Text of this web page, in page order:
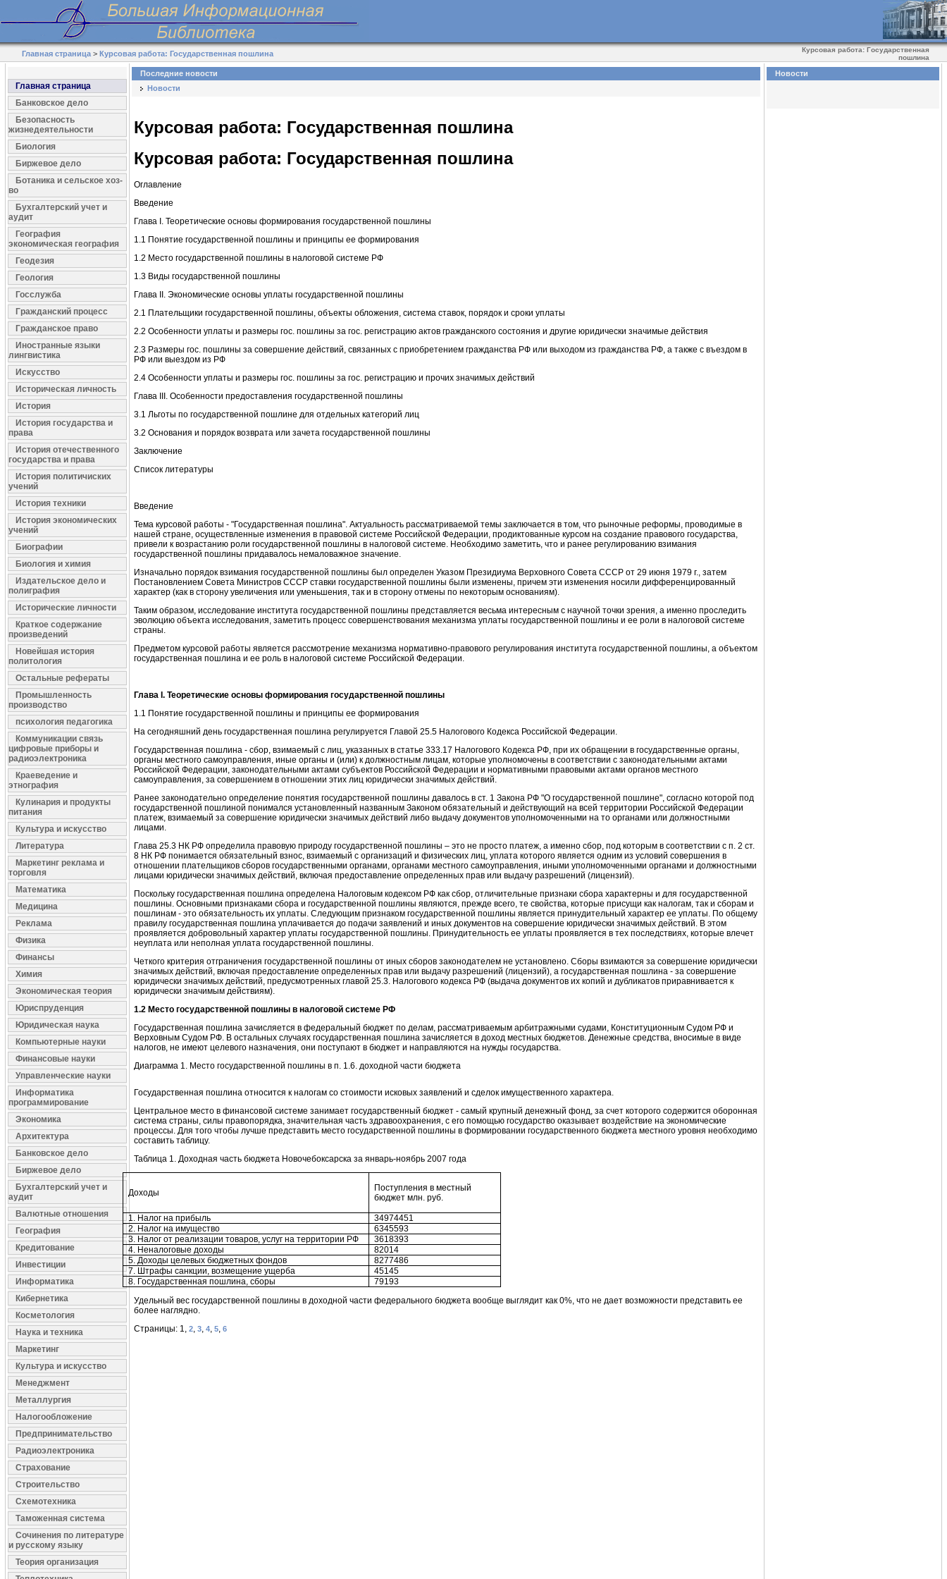
Главная страница >Курсовая работа: Государственная пошлина
Курсовая работа: Государственная
пошлина
Главная страница
Банковское дело
Безопасность
жизнедеятельности
Биология
Биржевое дело
Ботаника и сельское хоз-
во
Бухгалтерский учет и
аудит
География
экономическая география
Геодезия
Геология
Госслужба
Гражданский процесс
Гражданское право
Иностранные языки
лингвистика
Искусство
Историческая личность
История
История государства и
права
История отечественного
государства и права
История политичиских
учений
История техники
История экономических
учений
Биографии
Биология и химия
Издательское дело и
полиграфия
Исторические личности
Краткое содержание
произведений
Новейшая история
политология
Остальные рефераты
Промышленность
производство
психология педагогика
Коммуникации связь
цифровые приборы и
радиоэлектроника
Краеведение и
этнография
Кулинария и продукты
питания
Культура и искусство
Литература
Маркетинг реклама и
торговля
Математика
Медицина
Реклама
Физика
Финансы
Химия
Экономическая теория
Юриспруденция
Юридическая наука
Компьютерные науки
Финансовые науки
Управленческие науки
Информатика
программирование
Экономика
Архитектура
Банковское дело
Биржевое дело
Бухгалтерский учет и
аудит
Валютные отношения
География
Кредитование
Инвестиции
Информатика
Кибернетика
Косметология
Наука и техника
Маркетинг
Культура и искусство
Менеджмент
Металлургия
Налогообложение
Предпринимательство
Радиоэлектроника
Страхование
Строительство
Схемотехника
Таможенная система
Сочинения по литературе
и русскому языку
Теория организация
Последние новости
Новости
Курсовая работа: Государственная пошлина
Курсовая работа: Государственная пошлина
Оглавление
Введение
Глава I. Теоретические основы формирования государственной пошлины
1.1 Понятие государственной пошлины и принципы ее формирования
1.2 Место государственной пошлины в налоговой системе РФ
1.3 Виды государственной пошлины
Глава II. Экономические основы уплаты государственной пошлины
2.1 Плательщики государственной пошлины, объекты обложения, система ставок, порядок и сроки уплаты
2.2 Особенности уплаты и размеры гос. пошлины за гос. регистрацию актов гражданского состояния и другие юридически значимые действия
2.3 Размеры гос. пошлины за совершение действий, связанных с приобретением гражданства РФ или выходом из гражданства РФ, а также с въездом в
РФ или выездом из РФ
2.4 Особенности уплаты и размеры гос. пошлины за гос. регистрацию и прочих значимых действий
Глава III. Особенности предоставления государственной пошлины
3.1 Льготы по государственной пошлине для отдельных категорий лиц
3.2 Основания и порядок возврата или зачета государственной пошлины
Заключение
Список литературы
Введение
Тема курсовой работы - "Государственная пошлина". Актуальность рассматриваемой темы заключается в том, что рыночные реформы, проводимые в
нашей стране, осуществленные изменения в правовой системе Российской Федерации, продиктованные курсом на создание правового государства,
привели к возрастанию роли государственной пошлины в налоговой системе. Необходимо заметить, что и ранее регулированию взимания
государственной пошлины придавалось немаловажное значение.
Изначально порядок взимания государственной пошлины был определен Указом Президиума Верховного Совета СССР от 29 июня 1979 г., затем
Постановлением Совета Министров СССР ставки государственной пошлины были изменены, причем эти изменения носили дифференцированный
характер (как в сторону увеличения или уменьшения, так и в сторону отмены по некоторым основаниям).
Таким образом, исследование института государственной пошлины представляется весьма интересным с научной точки зрения, а именно проследить
эволюцию объекта исследования, заметить процесс совершенствования механизма уплаты государственной пошлины и ее роли в налоговой системе
страны.
Предметом курсовой работы является рассмотрение механизма нормативно-правового регулирования института государственной пошлины, а объектом
государственная пошлина и ее роль в налоговой системе Российской Федерации.
Глава I. Теоретические основы формирования государственной пошлины
1.1 Понятие государственной пошлины и принципы ее формирования
На сегодняшний день государственная пошлина регулируется Главой 25.5 Налогового Кодекса Российской Федерации.
Государственная пошлина - сбор, взимаемый с лиц, указанных в статье 333.17 Налогового Кодекса РФ, при их обращении в государственные органы,
органы местного самоуправления, иные органы и (или) к должностным лицам, которые уполномочены в соответствии с законодательными актами
Российской Федерации, законодательными актами субъектов Российской Федерации и нормативными правовыми актами органов местного
самоуправления, за совершением в отношении этих лиц юридически значимых действий.
Ранее законодательно определение понятия государственной пошлины давалось в ст. 1 Закона РФ "О государственной пошлине", согласно которой под
государственной пошлиной понимался установленный названным Законом обязательный и действующий на всей территории Российской Федерации
платеж, взимаемый за совершение юридически значимых действий либо выдачу документов уполномоченными на то органами или должностными
лицами.
Глава 25.3 НК РФ определила правовую природу государственной пошлины – это не просто платеж, а именно сбор, под которым в соответствии с п. 2 ст.
8 НК РФ понимается обязательный взнос, взимаемый с организаций и физических лиц, уплата которого является одним из условий совершения в
отношении плательщиков сборов государственными органами, органами местного самоуправления, иными уполномоченными органами и должностными
лицами юридически значимых действий, включая предоставление определенных прав или выдачу разрешений (лицензий).
Поскольку государственная пошлина определена Налоговым кодексом РФ как сбор, отличительные признаки сбора характерны и для государственной
пошлины. Основными признаками сбора и государственной пошлины являются, прежде всего, те свойства, которые присущи как налогам, так и сборам и
пошлинам - это обязательность их уплаты. Следующим признаком государственной пошлины является принудительный характер ее уплаты. По общему
правилу государственная пошлина уплачивается до подачи заявлений и иных документов на совершение юридически значимых действий. В этом
проявляется добровольный характер уплаты государственной пошлины. Принудительность ее уплаты проявляется в тех последствиях, которые влечет
неуплата или неполная уплата государственной пошлины.
Четкого критерия отграничения государственной пошлины от иных сборов законодателем не установлено. Сборы взимаются за совершение юридически
значимых действий, включая предоставление определенных прав или выдачу разрешений (лицензий), а государственная пошлина - за совершение
юридически значимых действий, предусмотренных главой 25.3. Налогового кодекса РФ (выдача документов их копий и дубликатов приравнивается к
юридически значимым действиям).
1.2 Место государственной пошлины в налоговой системе РФ
Государственная пошлина зачисляется в федеральный бюджет по делам, рассматриваемым арбитражными судами, Конституционным Судом РФ и
Верховным Судом РФ. В остальных случаях государственная пошлина зачисляется в доход местных бюджетов. Денежные средства, вносимые в виде
налогов, не имеют целевого назначения, они поступают в бюджет и направляются на нужды государства.
Диаграмма 1. Место государственной пошлины в п. 1.6. доходной части бюджета
Государственная пошлина относится к налогам со стоимости исковых заявлений и сделок имущественного характера.
Центральное место в финансовой системе занимает государственный бюджет - самый крупный денежный фонд, за счет которого содержится оборонная
система страны, силы правопорядка, значительная часть здравоохранения, с его помощью государство оказывает воздействие на экономические
процессы. Для того чтобы лучше представить место государственной пошлины в формировании государственного бюджета местного уровня необходимо
составить таблицу.
Таблица 1. Доходная часть бюджета Новочебоксарска за январь-ноябрь 2007 года
Доходы
Поступления в местный
бюджет млн. руб.
1. Налог на прибыль
34974451
2. Налог на имущество
6345593
3. Налог от реализации товаров, услуг на территории РФ
3618393
4. Неналоговые доходы
82014
5. Доходы целевых бюджетных фондов
8277486
7. Штрафы санкции, возмещение ущерба
45145
8. Государственная пошлина, сборы
79193
Удельный вес государственной пошлины в доходной части федерального бюджета вообще выглядит как 0%, что не дает возможности представить ее
более наглядно.
Страницы: 1, 2, 3, 4, 5, 6
Новости